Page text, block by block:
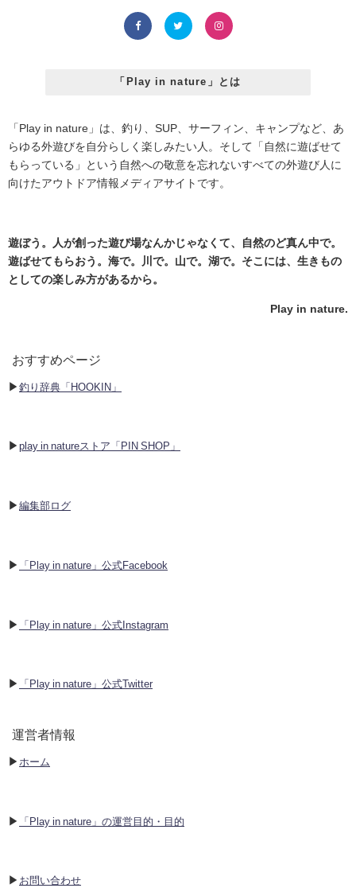
「Play in nature」とは
「Play in nature」は、釣り、SUP、サーフィン、キャンプなど、あ
らゆる外遊びを自分らしく楽しみたい人。そして「自然に遊ばせて
もらっている」という自然への敬意を忘れないすべての外遊び人に
向けたアウトドア情報メディアサイトです。
遊ぼう。人が創った遊び場なんかじゃなくて、自然のど真ん中で。
遊ばせてもらおう。海で。川で。山で。湖で。そこには、生きもの
としての楽しみ方があるから。
Play in nature.
おすすめページ
▶︎ 釣り辞典「HOOKIN」
▶︎ play in natureストア「PIN SHOP」
▶︎ 編集部ログ
▶︎ 「Play in nature」公式Facebook
▶︎ 「Play in nature」公式Instagram
▶︎ 「Play in nature」公式Twitter
運営者情報
▶︎ ホーム
▶︎ 「Play in nature」の運営目的・目的
▶︎ お問い合わせ